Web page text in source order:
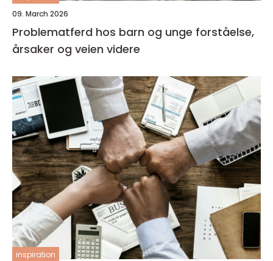
09. March 2026
Problematferd hos barn og unge forståelse,
årsaker og veien videre
inspiration